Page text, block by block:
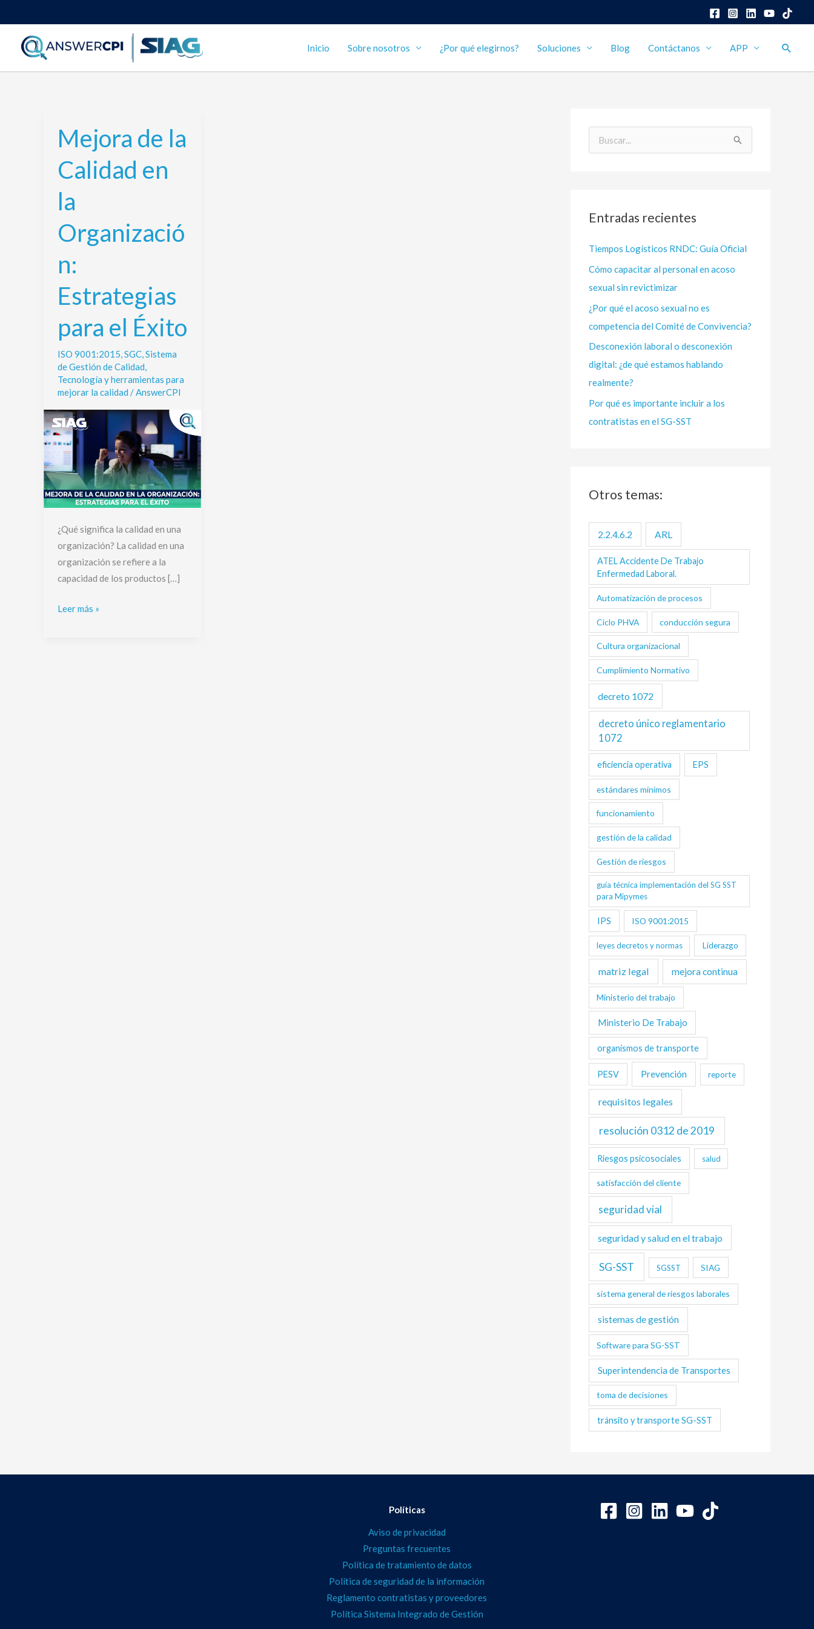
al
contenido
Inicio Sobre nosotros ¿Por qué elegirnos? Soluciones Blog Contáctanos APP
Mejora de la
Calidad en
la
Organizació
n:
Estrategias
para el Éxito
ISO 9001:2015 SGC, Sistema
de Gestión de Calidad
Tecnología y herramientas para
mejorar la calidad / AnswerCPI
¿Qué significa la calidad en una
organización? La calidad en una
organización se refiere a la
capacidad de los productos […]
Mejora
de
la
Calidad
en
la
Organización:
Estrategias
para
el
Éxito
Leer más »
a
p
o
r
:
Entradas recientes
Tiempos Logísticos RNDC: Guía Oficial
Cómo capacitar al personal en acoso
sexual sin revictimizar
¿Por qué el acoso sexual no es
competencia del Comité de Convivencia?
Desconexión laboral o desconexión
digital: ¿de qué estamos hablando
realmente?
Por qué es importante incluir a los
contratistas en el SG-SST
Otros temas:
2.2.4.6.2 ARL
ATEL Accidente De Trabajo
Enfermedad Laboral.
Automatización de procesos
Ciclo PHVA conducción segura
Cultura organizacional
Cumplimiento Normativo
decreto 1072
decreto único reglamentario
1072
eficiencia operativa EPS
estándares mínimos
funcionamiento
gestión de la calidad
Gestión de riesgos
guía técnica implementación del SG SST
para Mipymes
IPS ISO 9001:2015
leyes decretos y normas Liderazgo
matriz legal mejora continua
Ministerio del trabajo
Ministerio De Trabajo
organismos de transporte
PESV Prevención reporte
requisitos legales
resolución 0312 de 2019
Riesgos psicosociales salud
satisfacción del cliente
seguridad vial
seguridad y salud en el trabajo
SG-SST SGSST SIAG
sistema general de riesgos laborales
sistemas de gestión
Software para SG-SST
Superintendencia de Transportes
toma de decisiones
tránsito y transporte SG-SST
Políticas
Aviso de privacidad
Preguntas frecuentes
Política de tratamiento de datos
Política de seguridad de la información
Reglamento contratistas y proveedores
Política Sistema Integrado de Gestión